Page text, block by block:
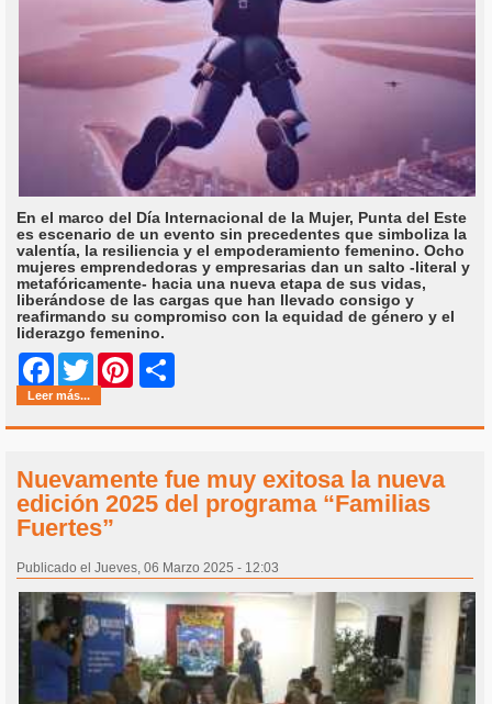
En el marco del Día Internacional de la Mujer, Punta del Este
es escenario de un evento sin precedentes que simboliza la
valentía, la resiliencia y el empoderamiento femenino. Ocho
mujeres emprendedoras y empresarias dan un salto -literal y
metafóricamente- hacia una nueva etapa de sus vidas,
liberándose de las cargas que han llevado consigo y
reafirmando su compromiso con la equidad de género y el
liderazgo femenino.
Facebook
Twitter Pinterest
Leer más...
Nuevamente fue muy exitosa la nueva
edición 2025 del programa “Familias
Fuertes”
Publicado el Jueves, 06 Marzo 2025 - 12:03